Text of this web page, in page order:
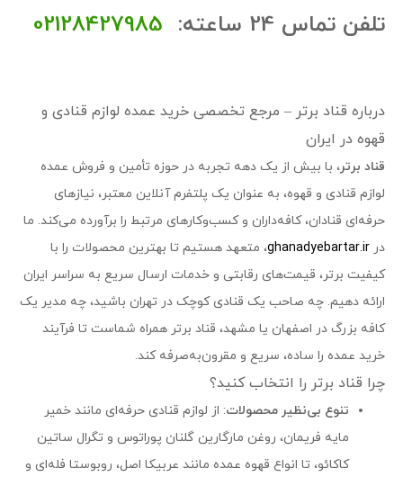
تلفن تماس 24 ساعته: 02128427985
درباره قناد برتر – مرجع تخصصی خرید عمده لوازم قنادی و
قهوه در ایران
قناد برتر، با بیش از یک دهه تجربه در حوزه تأمین و فروش عمده
لوازم قنادی و قهوه، به عنوان یک پلتفرم آنلاین معتبر، نیازهای
حرفه‌ای قنادان، کافه‌داران و کسب‌وکارهای مرتبط را برآورده می‌کند. ما
در ghanadyebartar.ir، متعهد هستیم تا بهترین محصولات را با
کیفیت برتر، قیمت‌های رقابتی و خدمات ارسال سریع به سراسر ایران
ارائه دهیم. چه صاحب یک قنادی کوچک در تهران باشید، چه مدیر یک
کافه بزرگ در اصفهان یا مشهد، قناد برتر همراه شماست تا فرآیند
خرید عمده را ساده، سریع و مقرون‌به‌صرفه کند.
چرا قناد برتر را انتخاب کنید؟
تنوع بی‌نظیر محصولات: از لوازم قنادی حرفه‌ای مانند خمیر
مایه فریمان، روغن مارگارین گلنان پوراتوس و تگرال ساتین
کاکائو، تا انواع قهوه عمده مانند عربیکا اصل، روبوستا فله‌ای و